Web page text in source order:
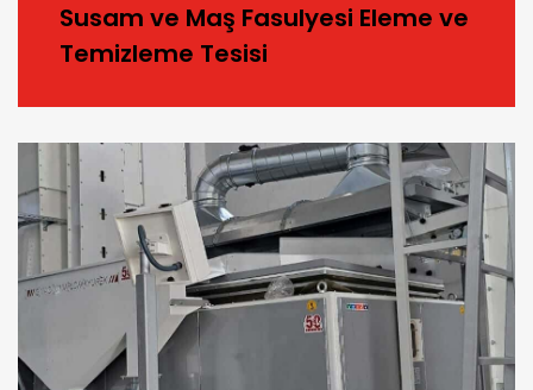
Susam ve Maş Fasulyesi Eleme ve
Temizleme Tesisi